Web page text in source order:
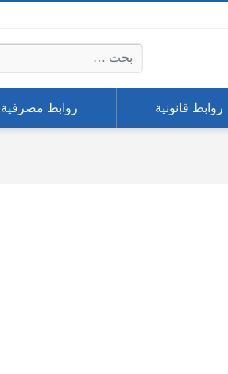
البحث عن:
روابط قانونية روابط مصرفية